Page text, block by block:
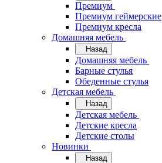
Премиум
Премиум геймерские
Премиум кресла
Домашняя мебель
Назад
Домашняя мебель
Барные стулья
Обеденные стулья
Детская мебель
Назад
Детская мебель
Детские кресла
Детские столы
Новинки
Назад